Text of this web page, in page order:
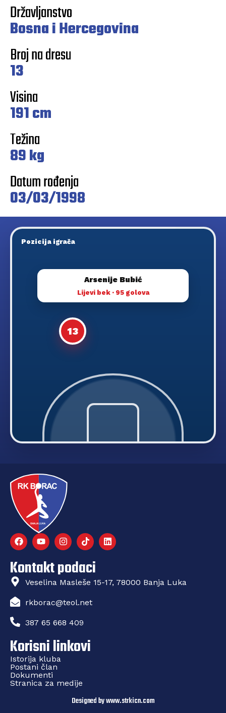
Državljanstvo
Bosna i Hercegovina
Broj na dresu
13
Visina
191 cm
Težina
89 kg
Datum rođenja
03/03/1998
Pozicija igrača
13
Arsenije Bubić
Lijevi bek · 95 golova
Kontakt podaci
Veselina Masleše 15-17, 78000 Banja Luka
rkborac@teol.net
387 65 668 409
Korisni linkovi
Istorija kluba
Postani član
Dokumenti
Stranica za medije
Designed by www.strkicn.com​